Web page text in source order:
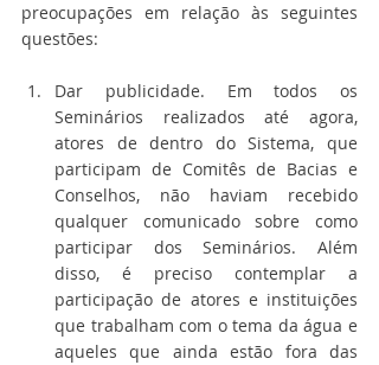
preocupações em relação às seguintes
questões:
Dar publicidade. Em todos os
Seminários realizados até agora,
atores de dentro do Sistema, que
participam de Comitês de Bacias e
Conselhos, não haviam recebido
qualquer comunicado sobre como
participar dos Seminários. Além
disso, é preciso contemplar a
participação de atores e instituições
que trabalham com o tema da água e
aqueles que ainda estão fora das